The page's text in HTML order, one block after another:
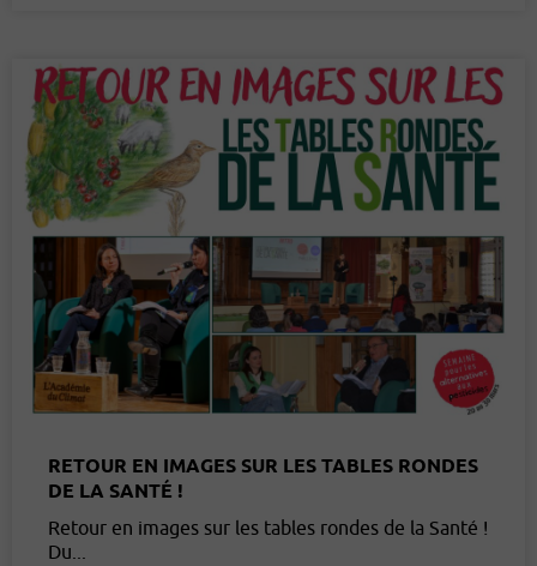
RETOUR EN IMAGES SUR LES TABLES RONDES
DE LA SANTÉ !
Retour en images sur les tables rondes de la Santé !
Du...